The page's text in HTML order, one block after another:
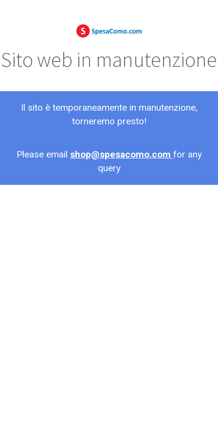
Sito web in manutenzione
Il sito è temporaneamente in manutenzione,
torneremo presto!
Please email shop@spesacomo.com for any
query